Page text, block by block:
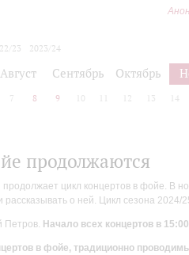
23
2023/24
Август Сентябрь Октябрь
7 8 9 10 12 13 14
продолжаются
цикл концертов в фойе. В
о ней. Цикл сезона
Петров. Начало всех концертов в
в фойе, традиционно